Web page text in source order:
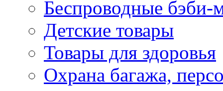
Беспроводные бэби-
Детские товары
Товары для здоровья
Охрана багажа,